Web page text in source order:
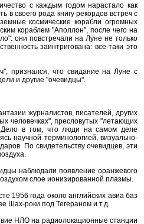
с каждым годом нарастало как
своего рода книгу рекордов встреч с
космические корабли огромных
кораблем "Аполлон", после чего на
они повстречали на Луне не только
заинтригована: все-таки это
признался, что свидание на Луне с
и другие "очевидцы".
журналистов, писателей, других
человечках", пресловутых "летающих
Дело в том, что люди на самом деле
научной терминологией, визуально-
По свидетельству очевидцев, эти
наблюдали появление оранжевого
слое ионизированной плазмы.
1956 года около английских авиа баз
Шах-роки под Тегераном и т.д.
НЛО на радиолокационные станции